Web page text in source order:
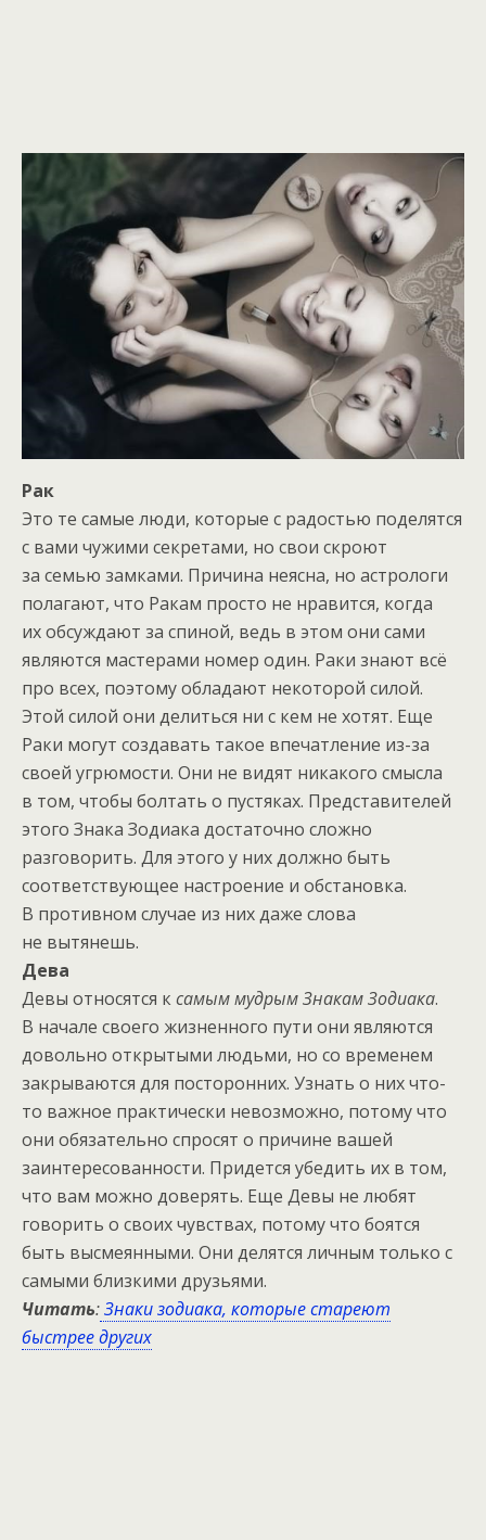
Рак
Это те самые люди, которые с радостью поделятся
с вами чужими секретами, но свои скроют
за семью замками. Причина неясна, но астрологи
полагают, что Ракам просто не нравится, когда
их обсуждают за спиной, ведь в этом они сами
являются мастерами номер один. Раки знают всё
про всех, поэтому обладают некоторой силой.
Этой силой они делиться ни с кем не хотят. Еще
Раки могут создавать такое впечатление из-за
своей угрюмости. Они не видят никакого смысла
в том, чтобы болтать о пустяках. Представителей
этого Знака Зодиака достаточно сложно
разговорить. Для этого у них должно быть
соответствующее настроение и обстановка.
В противном случае из них даже слова
не вытянешь.
Дева
Девы относятся ксамым мудрым Знакам Зодиака.
В начале своего жизненного пути они являются
довольно открытыми людьми, но со временем
закрываются для посторонних. Узнать о них что-
то важное практически невозможно, потому что
они обязательно спросят о причине вашей
заинтересованности. Придется убедить их в том,
что вам можно доверять. Еще Девы не любят
говорить о своих чувствах, потому что боятся
быть высмеянными. Они делятся личным только с
самыми близкими друзьями.
Читать:Знаки зодиака, которые стареют
быстрее других